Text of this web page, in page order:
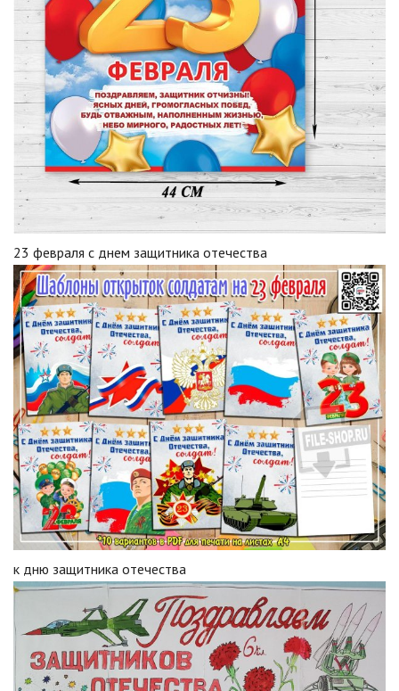
23 февраля с днем защитника отечества
к дню защитника отечества